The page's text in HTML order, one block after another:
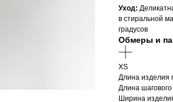
Уход:
в стиральной
градусов
Обмеры и
XS
Длина изделия
Длина
Ширина